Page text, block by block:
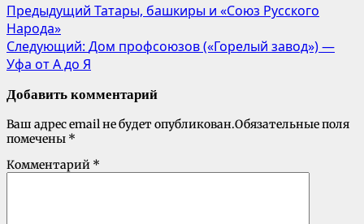
Предыдущий Татары, башкиры и «Союз Русского
Народа»
Следующий: Дом профсоюзов («Горелый завод») —
Уфа от А до Я
Добавить комментарий
Ваш адрес email не будет опубликован.Обязательные поля
помечены *
Комментарий *